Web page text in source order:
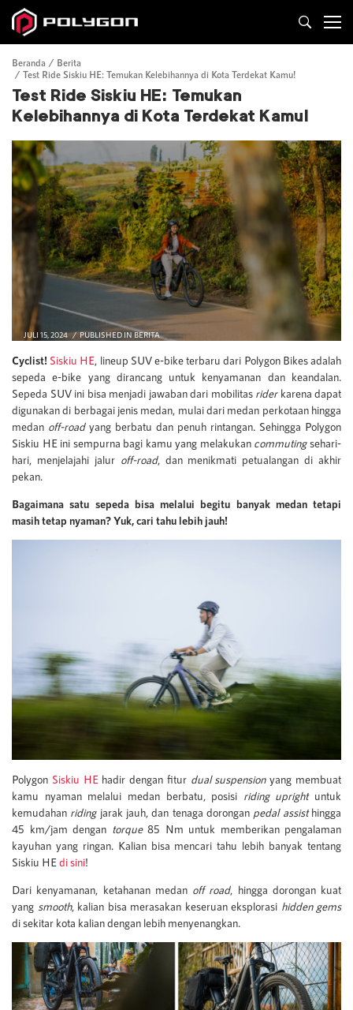
Beranda
Berita
Test Ride Siskiu HE: Temukan Kelebihannya di Kota Terdekat Kamu!
Test Ride Siskiu HE: Temukan
Kelebihannya di Kota Terdekat Kamu!
JULI 15, 2024 PUBLISHED INBERITA
Cyclist! Siskiu HE, lineup SUV e-bike terbaru dari Polygon Bikes adalah
sepeda e-bike yang dirancang untuk kenyamanan dan keandalan.
Sepeda SUV ini bisa menjadi jawaban dari mobilitas riderkarena dapat
digunakan di berbagai jenis medan, mulai dari medan perkotaan hingga
medan off-roadyang berbatu dan penuh rintangan. Sehingga Polygon
Siskiu HE ini sempurna bagi kamu yang melakukan commutingsehari-
hari, menjelajahi jalur off-road, dan menikmati petualangan di akhir
pekan.
Bagaimana satu sepeda bisa melalui begitu banyak medan tetapi
masih tetap nyaman? Yuk, cari tahu lebih jauh!
Polygon Siskiu HEhadir dengan fitur dual suspensionyang membuat
kamu nyaman melalui medan berbatu, posisi riding uprightuntuk
kemudahan ridingjarak jauh, dan tenaga dorongan pedal assisthingga
45 km/jam dengan torque85 Nm untuk memberikan pengalaman
kayuhan yang ringan. Kalian bisa mencari tahu lebih banyak tentang
Siskiu HEdi sini!
Dari kenyamanan, ketahanan medan off road, hingga dorongan kuat
yang smooth, kalian bisa merasakan keseruan eksplorasi hidden gems
di sekitar kota kalian dengan lebih menyenangkan.